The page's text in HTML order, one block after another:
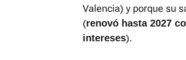
Valencia) y porque su
(renovó hasta 2027
intereses).